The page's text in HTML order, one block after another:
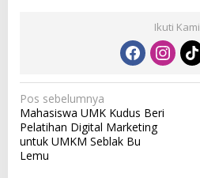
Ikuti Kami
N
a
v
i
Pos sebelumnya
Mahasiswa UMK Kudus Beri
Pelatihan Digital Marketing
untuk UMKM Seblak Bu
Lemu